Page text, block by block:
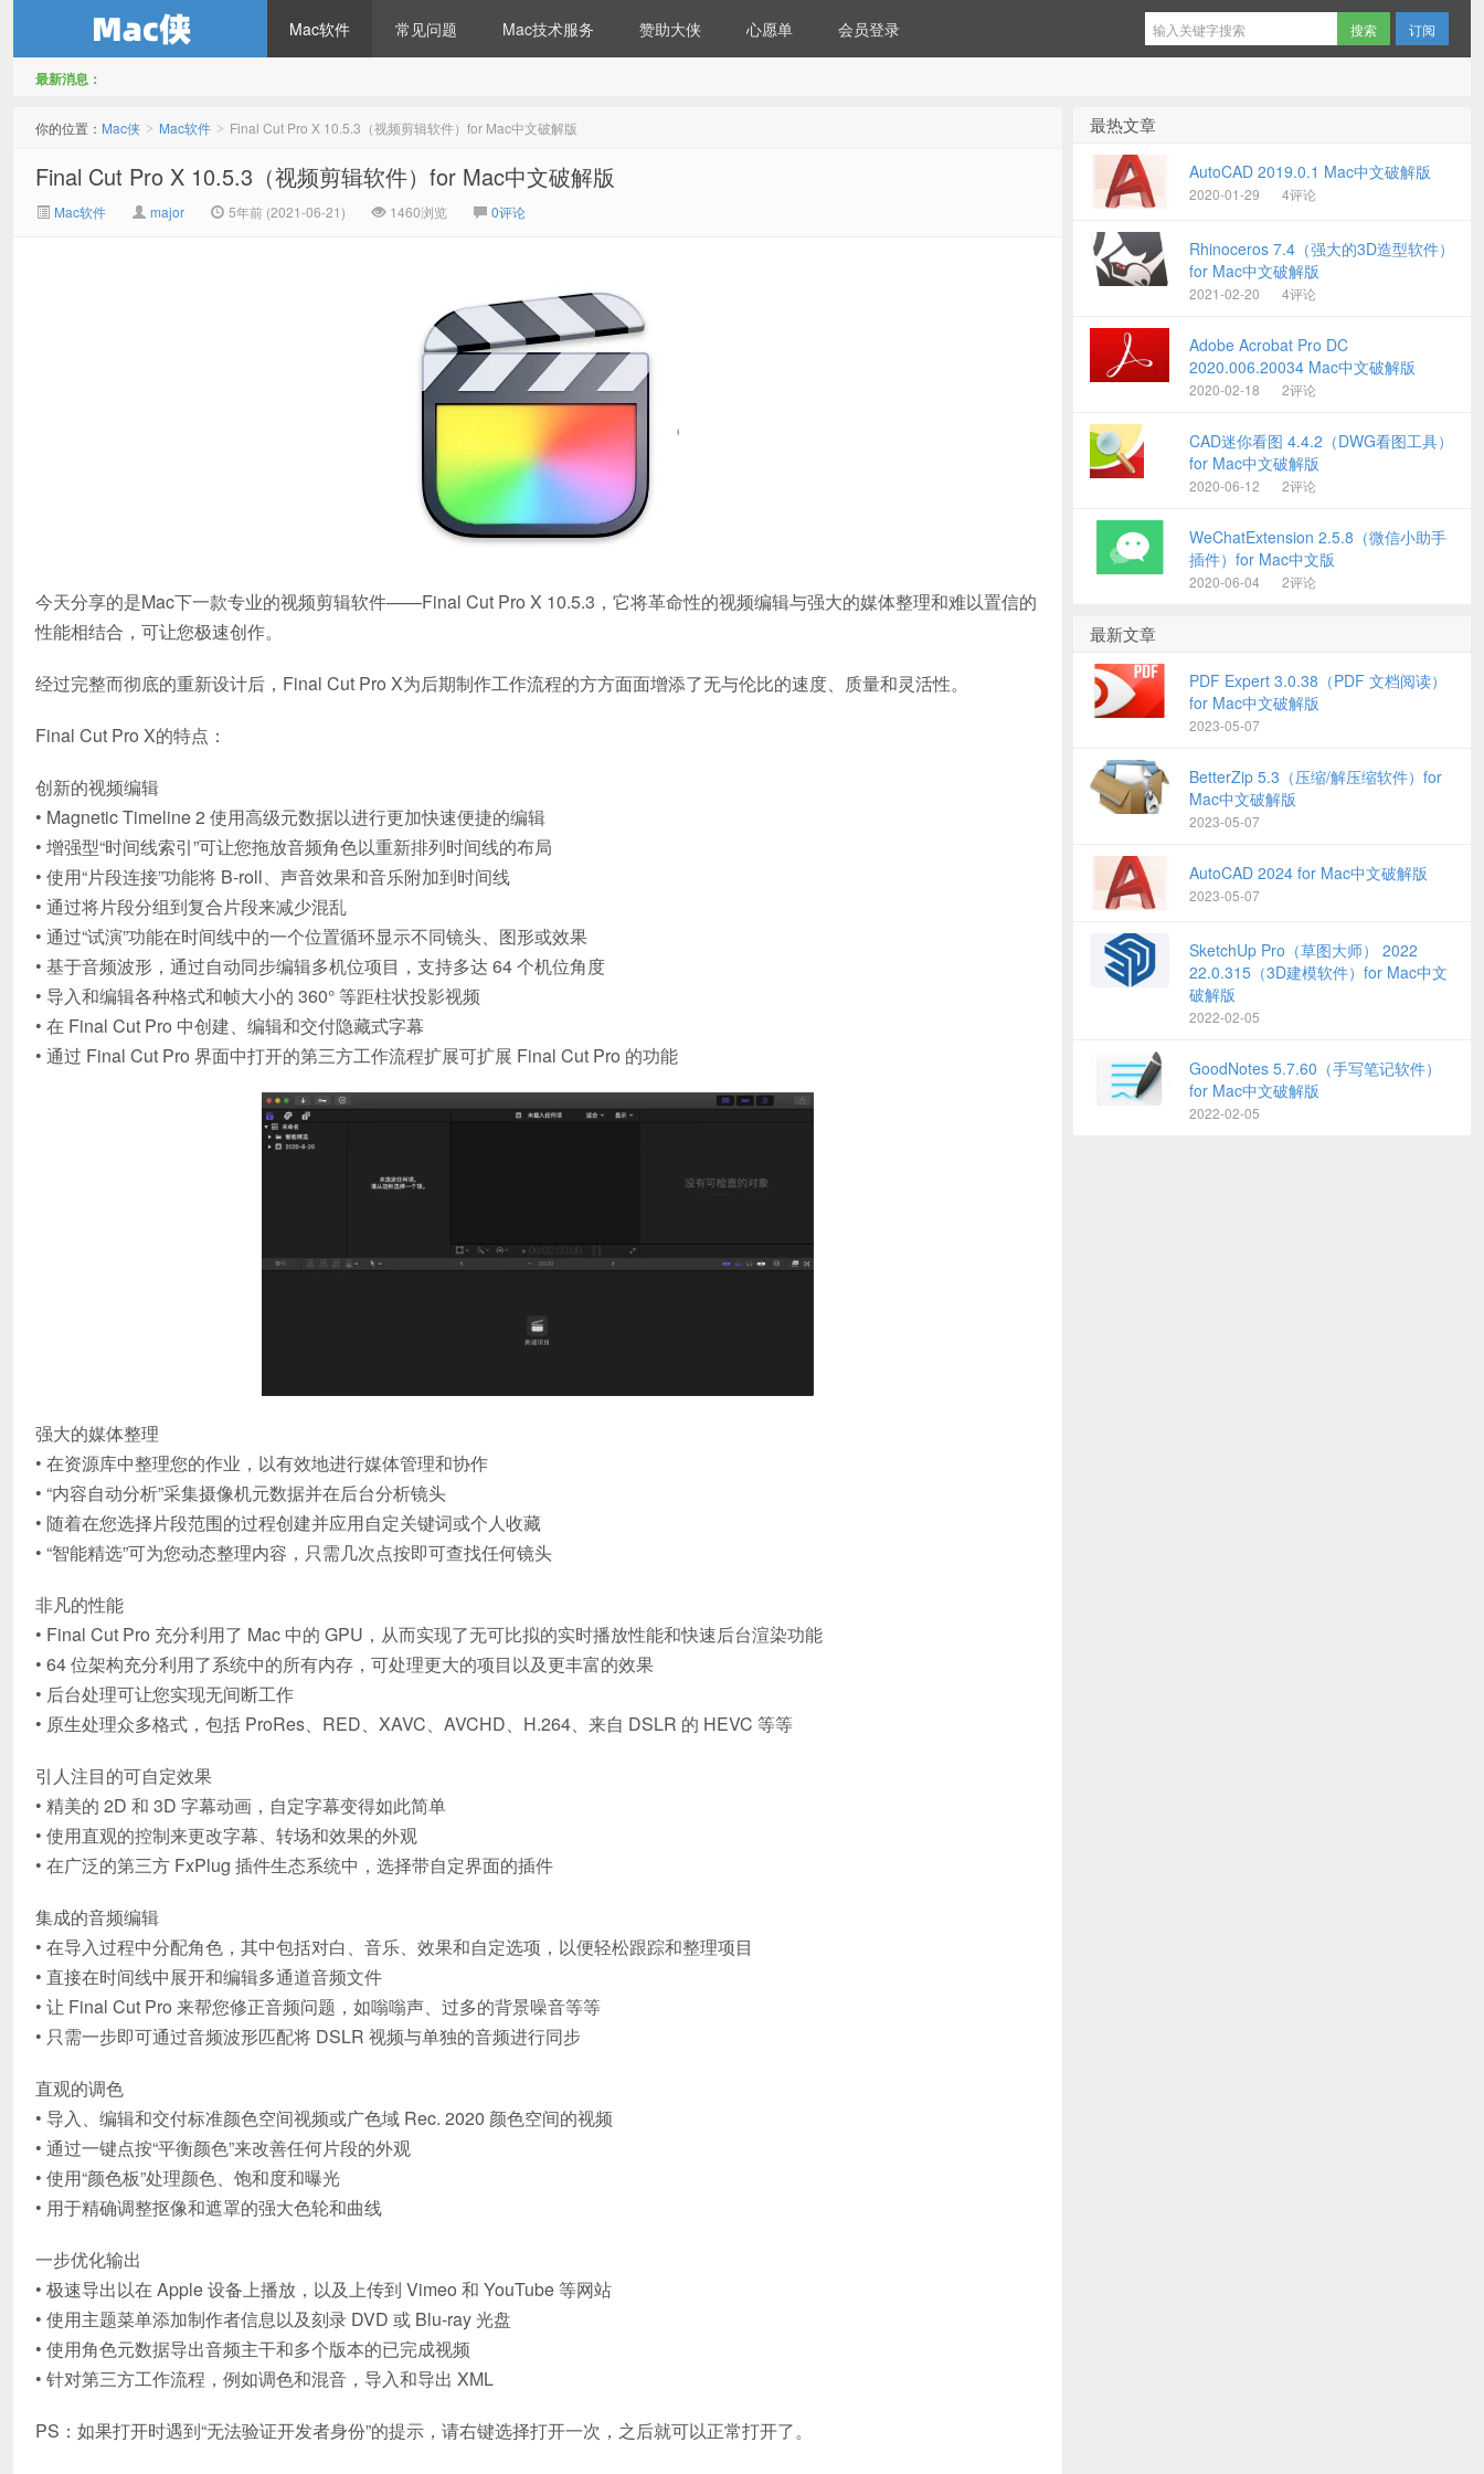
Mac软件 常见问题 Mac技术服务 赞助大侠 心愿单 会员登录 订阅
最新消息：
你的位置： Mac侠 > Mac软件 > Final Cut Pro X 10.5.3（视频剪辑软件）for Mac中文破解版
Final Cut Pro X 10.5.3（视频剪辑软件）for Mac中文破解版
Mac软件 major 5年前 (2021-06-21) 1460浏览 0评论
今天分享的是Mac下一款专业的视频剪辑软件——Final Cut Pro X 10.5.3，它将革命性的视频编辑与强大的媒体整理和难以置信的
性能相结合，可让您极速创作。
经过完整而彻底的重新设计后，Final Cut Pro X为后期制作工作流程的方方面面增添了无与伦比的速度、质量和灵活性。
Final Cut Pro X的特点：
创新的视频编辑
• Magnetic Timeline 2 使用高级元数据以进行更加快速便捷的编辑
• 增强型“时间线索引”可让您拖放音频角色以重新排列时间线的布局
• 使用“片段连接”功能将 B-roll、声音效果和音乐附加到时间线
• 通过将片段分组到复合片段来减少混乱
• 通过“试演”功能在时间线中的一个位置循环显示不同镜头、图形或效果
• 基于音频波形，通过自动同步编辑多机位项目，支持多达 64 个机位角度
• 导入和编辑各种格式和帧大小的 360° 等距柱状投影视频
• 在 Final Cut Pro 中创建、编辑和交付隐藏式字幕
• 通过 Final Cut Pro 界面中打开的第三方工作流程扩展可扩展 Final Cut Pro 的功能
强大的媒体整理
• 在资源库中整理您的作业，以有效地进行媒体管理和协作
• “内容自动分析”采集摄像机元数据并在后台分析镜头
• 随着在您选择片段范围的过程创建并应用自定关键词或个人收藏
• “智能精选”可为您动态整理内容，只需几次点按即可查找任何镜头
非凡的性能
• Final Cut Pro 充分利用了 Mac 中的 GPU，从而实现了无可比拟的实时播放性能和快速后台渲染功能
• 64 位架构充分利用了系统中的所有内存，可处理更大的项目以及更丰富的效果
• 后台处理可让您实现无间断工作
• 原生处理众多格式，包括 ProRes、RED、XAVC、AVCHD、H.264、来自 DSLR 的 HEVC 等等
引人注目的可自定效果
• 精美的 2D 和 3D 字幕动画，自定字幕变得如此简单
• 使用直观的控制来更改字幕、转场和效果的外观
• 在广泛的第三方 FxPlug 插件生态系统中，选择带自定界面的插件
集成的音频编辑
• 在导入过程中分配角色，其中包括对白、音乐、效果和自定选项，以便轻松跟踪和整理项目
• 直接在时间线中展开和编辑多通道音频文件
• 让 Final Cut Pro 来帮您修正音频问题，如嗡嗡声、过多的背景噪音等等
• 只需一步即可通过音频波形匹配将 DSLR 视频与单独的音频进行同步
直观的调色
• 导入、编辑和交付标准颜色空间视频或广色域 Rec. 2020 颜色空间的视频
• 通过一键点按“平衡颜色”来改善任何片段的外观
• 使用“颜色板”处理颜色、饱和度和曝光
• 用于精确调整抠像和遮罩的强大色轮和曲线
一步优化输出
• 极速导出以在 Apple 设备上播放，以及上传到 Vimeo 和 YouTube 等网站
• 使用主题菜单添加制作者信息以及刻录 DVD 或 Blu-ray 光盘
• 使用角色元数据导出音频主干和多个版本的已完成视频
• 针对第三方工作流程，例如调色和混音，导入和导出 XML
PS：如果打开时遇到“无法验证开发者身份”的提示，请右键选择打开一次，之后就可以正常打开了。
最热文章
AutoCAD 2019.0.1 Mac中文破解版
2020-01-29 4评论
Rhinoceros 7.4（强大的3D造型软件）
for Mac中文破解版
2021-02-20 4评论
Adobe Acrobat Pro DC
2020.006.20034 Mac中文破解版
2020-02-18 2评论
CAD迷你看图 4.4.2（DWG看图工具）
for Mac中文破解版
2020-06-12 2评论
WeChatExtension 2.5.8（微信小助手
插件）for Mac中文版
2020-06-04 2评论
最新文章
PDF Expert 3.0.38（PDF 文档阅读）
for Mac中文破解版
2023-05-07
BetterZip 5.3（压缩/解压缩软件）for
Mac中文破解版
2023-05-07
AutoCAD 2024 for Mac中文破解版
2023-05-07
SketchUp Pro（草图大师） 2022
22.0.315（3D建模软件）for Mac中文
破解版
2022-02-05
GoodNotes 5.7.60（手写笔记软件）
for Mac中文破解版
2022-02-05